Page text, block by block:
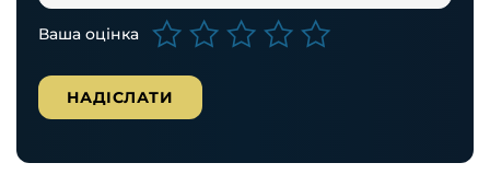
Ваша оцінка